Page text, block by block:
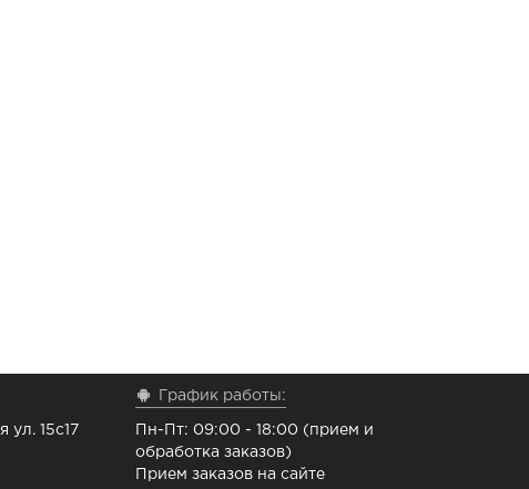
ул. 15с17
График работы:
Пн-Пт: 09:00 - 18:00 (прием и
обработка заказов)
Прием заказов на сайте